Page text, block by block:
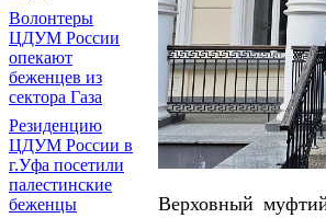
Волонтеры
ЦДУМ России
опекают
беженцев из
сектора Газа
Резиденцию
ЦДУМ России в
г.Уфа посетили
палестинские
беженцы
Верховный